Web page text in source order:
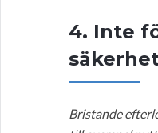
4. Inte
Bristande